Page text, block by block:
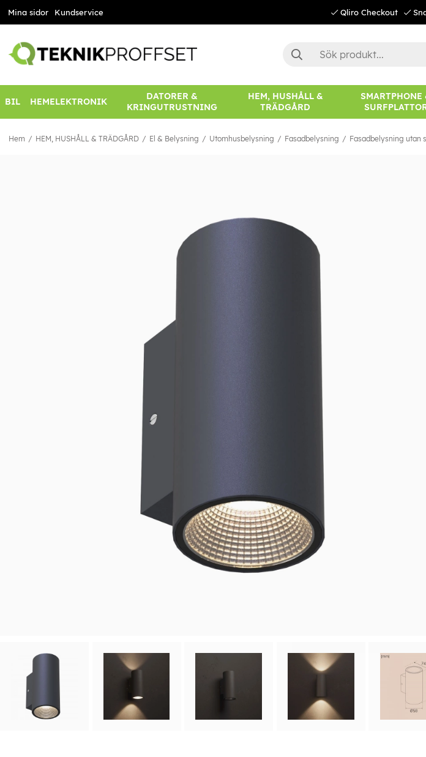
Mina sidor Kundservice Qliro Checkout
BIL HEMELEKTRONIK
DATORER &
KRINGUTRUSTNING
HEM, HUSHÅLL &
TRÄDGÅRD
SMARTPHONE
Hem HEM, HUSHÅLL & TRÄDGÅRD El & Belysning Utomhusbelysning Fasadbelysning Fasadbelysning utan